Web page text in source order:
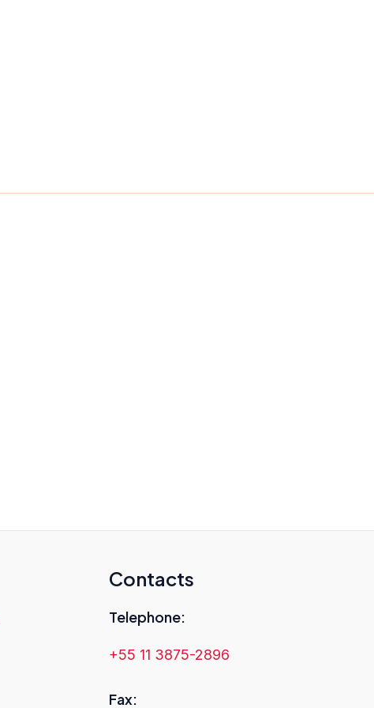
Contacts
Telephone:
+55 11 3875-2896
Fax: